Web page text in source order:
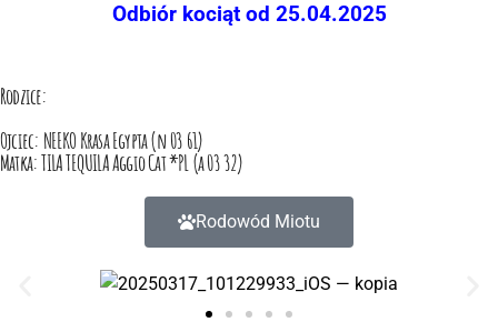
Odbiór kociąt od 25.04.2025
Rodzice:
Ojciec: NEEKO Krasa Egypta (n 03 61)
Matka: TILA TEQUILA Aggio Cat *PL (a 03 32)
Rodowód Miotu